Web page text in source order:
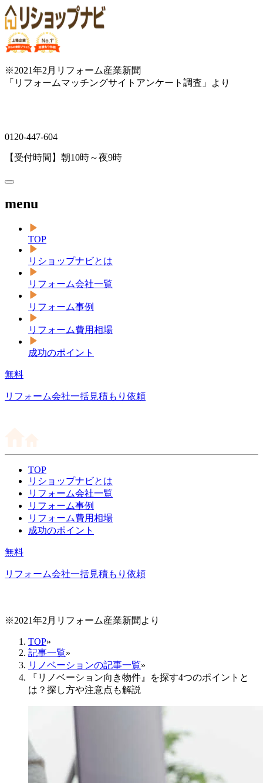
※2021年2月リフォーム産業新聞
「リフォームマッチングサイトアンケート調査」より
0120-447-604
【受付時間】朝10時～夜9時
menu
TOP
リショップナビとは
リフォーム会社一覧
リフォーム事例
リフォーム費用相場
成功のポイント
無料
リフォーム会社一括見積もり依頼
TOP
リショップナビとは
リフォーム会社一覧
リフォーム事例
リフォーム費用相場
成功のポイント
無料
リフォーム会社一括見積もり依頼
※2021年2月リフォーム産業新聞より
TOP»
記事一覧»
リノベーションの記事一覧»
『リノベーション向き物件』を探す4つのポイントと
は？探し方や注意点も解説